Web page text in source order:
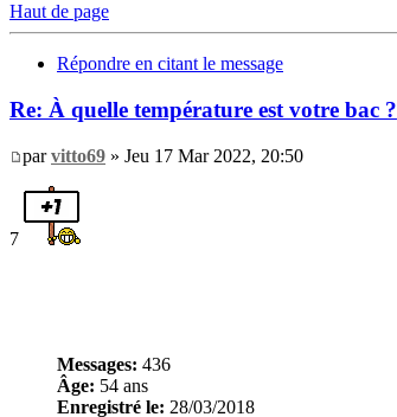
Haut de page
Répondre en citant le message
Re: À quelle température est votre bac ?
parvitto69 » Jeu 17 Mar 2022, 20:50
7
Messages: 436
Âge: 54 ans
Enregistré le: 28/03/2018